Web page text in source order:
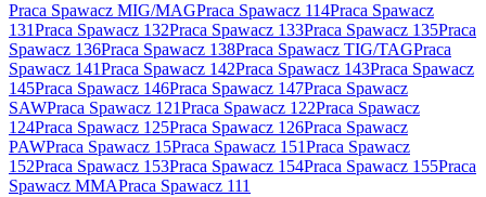
Praca Spawacz MIG/MAGPraca Spawacz 114Praca Spawacz
131Praca Spawacz 132Praca Spawacz 133Praca Spawacz 135Praca
Spawacz 136Praca Spawacz 138Praca Spawacz TIG/TAGPraca
Spawacz 141Praca Spawacz 142Praca Spawacz 143Praca Spawacz
145Praca Spawacz 146Praca Spawacz 147Praca Spawacz
SAWPraca Spawacz 121Praca Spawacz 122Praca Spawacz
124Praca Spawacz 125Praca Spawacz 126Praca Spawacz
PAWPraca Spawacz 15Praca Spawacz 151Praca Spawacz
152Praca Spawacz 153Praca Spawacz 154Praca Spawacz 155Praca
Spawacz MMAPraca Spawacz 111